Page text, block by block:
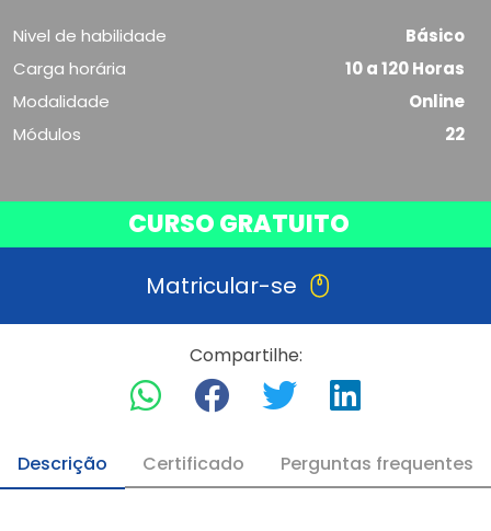
Nivel de habilidade
Básico
Carga horária
10 a 120 Horas
Modalidade
Online
Módulos
22
CURSO GRATUITO
Matricular-se
Compartilhe:
Descrição Certificado Perguntas frequentes